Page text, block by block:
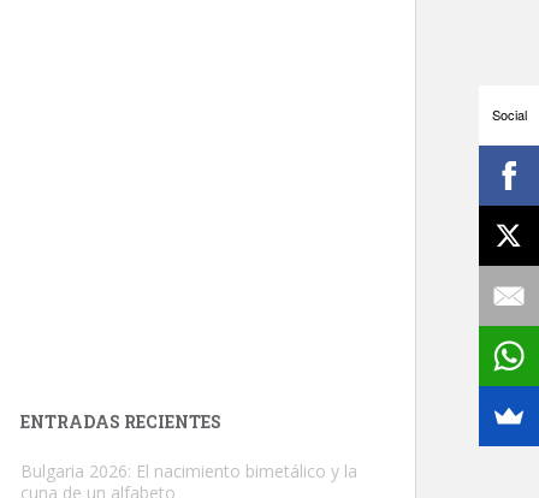
ENTRADAS RECIENTES
Bulgaria 2026: El nacimiento bimetálico y la
cuna de un alfabeto
Social